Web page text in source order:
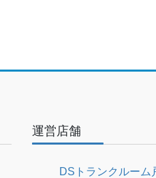
運営店舗
DSトランクルーム